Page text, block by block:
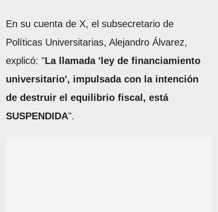
En su cuenta de X, el subsecretario de
Políticas Universitarias, Alejandro Álvarez,
explicó: "La llamada 'ley de financiamiento
universitario', impulsada con la intención
de destruir el equilibrio fiscal, está
SUSPENDIDA".